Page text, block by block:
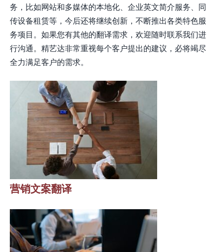
务，比如网站和多媒体的本地化、企业英文简介服务、同
传设备租赁等，今后还将继续创新，不断推出各类特色服
务项目。如果您有其他的翻译需求，欢迎随时联系我们进
行沟通。精艺达非常重视每个客户提出的建议，必将竭尽
全力满足客户的需求。
营销文案翻译